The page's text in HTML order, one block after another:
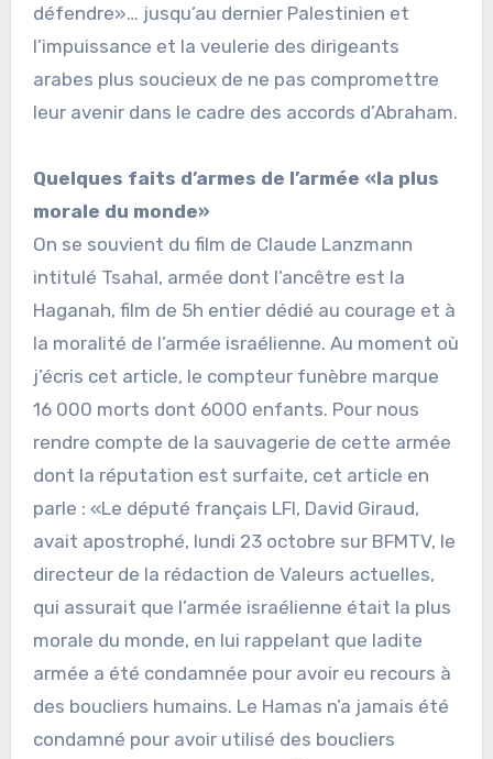
défendre»… jusqu’au dernier Palestinien et
l’impuissance et la veulerie des dirigeants
arabes plus soucieux de ne pas compromettre
leur avenir dans le cadre des accords d’Abraham.
Quelques faits d’armes de l’armée «la plus
morale du monde»
On se souvient du film de Claude Lanzmann
intitulé Tsahal, armée dont l’ancêtre est la
Haganah, film de 5h entier dédié au courage et à
la moralité de l’armée israélienne. Au moment où
j’écris cet article, le compteur funèbre marque
16 000 morts dont 6000 enfants. Pour nous
rendre compte de la sauvagerie de cette armée
dont la réputation est surfaite, cet article en
parle : «Le député français LFI, David Giraud,
avait apostrophé, lundi 23 octobre sur BFMTV, le
directeur de la rédaction de Valeurs actuelles,
qui assurait que l’armée israélienne était la plus
morale du monde, en lui rappelant que ladite
armée a été condamnée pour avoir eu recours à
des boucliers humains. Le Hamas n’a jamais été
condamné pour avoir utilisé des boucliers